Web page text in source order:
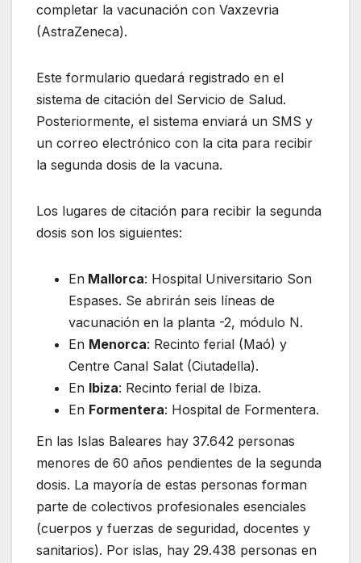
completar la vacunación con Vaxzevria
(AstraZeneca).
Este formulario quedará registrado en el
sistema de citación del Servicio de Salud.
Posteriormente, el sistema enviará un SMS y
un correo electrónico con la cita para recibir
la segunda dosis de la vacuna.
Los lugares de citación para recibir la segunda
dosis son los siguientes:
En Mallorca: Hospital Universitario Son
Espases. Se abrirán seis líneas de
vacunación en la planta -2, módulo N.
En Menorca: Recinto ferial (Maó) y
Centre Canal Salat (Ciutadella).
En Ibiza: Recinto ferial de Ibiza.
En Formentera: Hospital de Formentera.
En las Islas Baleares hay 37.642 personas
menores de 60 años pendientes de la segunda
dosis. La mayoría de estas personas forman
parte de colectivos profesionales esenciales
(cuerpos y fuerzas de seguridad, docentes y
sanitarios). Por islas, hay 29.438 personas en